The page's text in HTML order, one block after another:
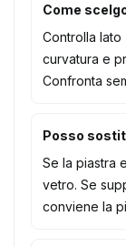
Come
Controlla
curvatura e
Confronta
Posso
Se la piastra
vetro. Se
conviene la